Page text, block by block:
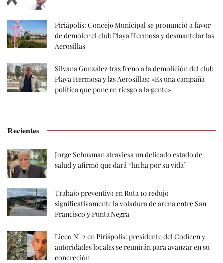
Piriápolis: Concejo Municipal se pronunció a favor
de demoler el club Playa Hermosa y desmantelar las
Aerosillas
Silvana González tras freno a la demolición del club
Playa Hermosa y las Aerosillas: «Es una campaña
política que pone en riesgo a la gente»
Recientes
Jorge Schusman atraviesa un delicado estado de
salud y afirmó que dará “lucha por su vida”
Trabajo preventivo en Ruta 10 redujo
significativamente la voladura de arena entre San
Francisco y Punta Negra
Liceo N° 2 en Piriápolis: presidente del Codicen y
autoridades locales se reunirán para avanzar en su
concreción